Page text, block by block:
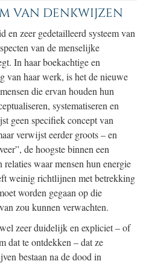
VAN DENKWIJZEN
en zeer gedetailleerd systeem van
van de menselijke
In haar boekachtige en
van haar werk, is het de nieuwe
die ervan houden hun
systematiseren en
geen specifiek concept van
verwijst eerdergroots – en
de hoogste binnen een
waar mensen hun energie
weinig richtlijnen met betrekking
worden gegaan op die
zou kunnen verwachten.
zeer duidelijk enexpliciet – of
dat teontdekken – datze
bestaan na de dood in